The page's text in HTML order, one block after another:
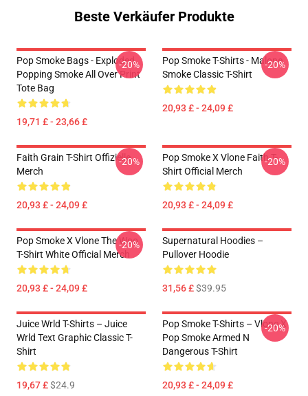
Beste Verkäufer Produkte
Pop Smoke Bags - Exploded
Popping Smoke All Over Print
Tote Bag
19,71 £ - 23,66 £
-20%
Pop Smoke T-Shirts - Malone
Smoke Classic T-Shirt
20,93 £ - 24,09 £
-20%
Faith Grain T-Shirt Offizielle
Merch
20,93 £ - 24,09 £
-20%
Pop Smoke X Vlone Faith T-
Shirt Official Merch
20,93 £ - 24,09 £
-20%
Pop Smoke X Vlone The Woo
T-Shirt White Official Merch
20,93 £ - 24,09 £
-20%
Supernatural Hoodies –
Pullover Hoodie
31,56 £$39.95
Juice Wrld T-Shirts – Juice
Wrld Text Graphic Classic T-
Shirt
19,67 £$24.9
Pop Smoke T-Shirts – Vlone X
Pop Smoke Armed N
Dangerous T-Shirt
20,93 £ - 24,09 £
-20%